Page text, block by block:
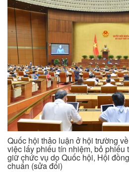
Quốc hội thảo luận ở hội trường
việc lấy phiếu tín nhiệm, bỏ phiếu
giữ chức vụ do Quốc hội, Hội
chuẩn (sửa đổi)